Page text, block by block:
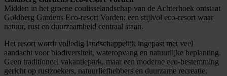
Midden in het groene coulisselandschap van de Achterhoek ontstaat
Goldberg Gardens Eco-resort Vorden: een stijlvol eco-resort waar
natuur, rust en duurzaamheid centraal staan.
Het resort wordt volledig landschappelijk ingepast met veel
aandacht voor biodiversiteit, wateropvang en natuurlijke beplanting.
Geen traditioneel vakantiepark, maar een moderne eco-bestemming
gericht op rustzoekers, natuurliefhebbers en duurzame recreatie.